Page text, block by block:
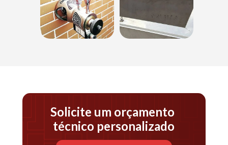
Solicite um orçamento
técnico personalizado